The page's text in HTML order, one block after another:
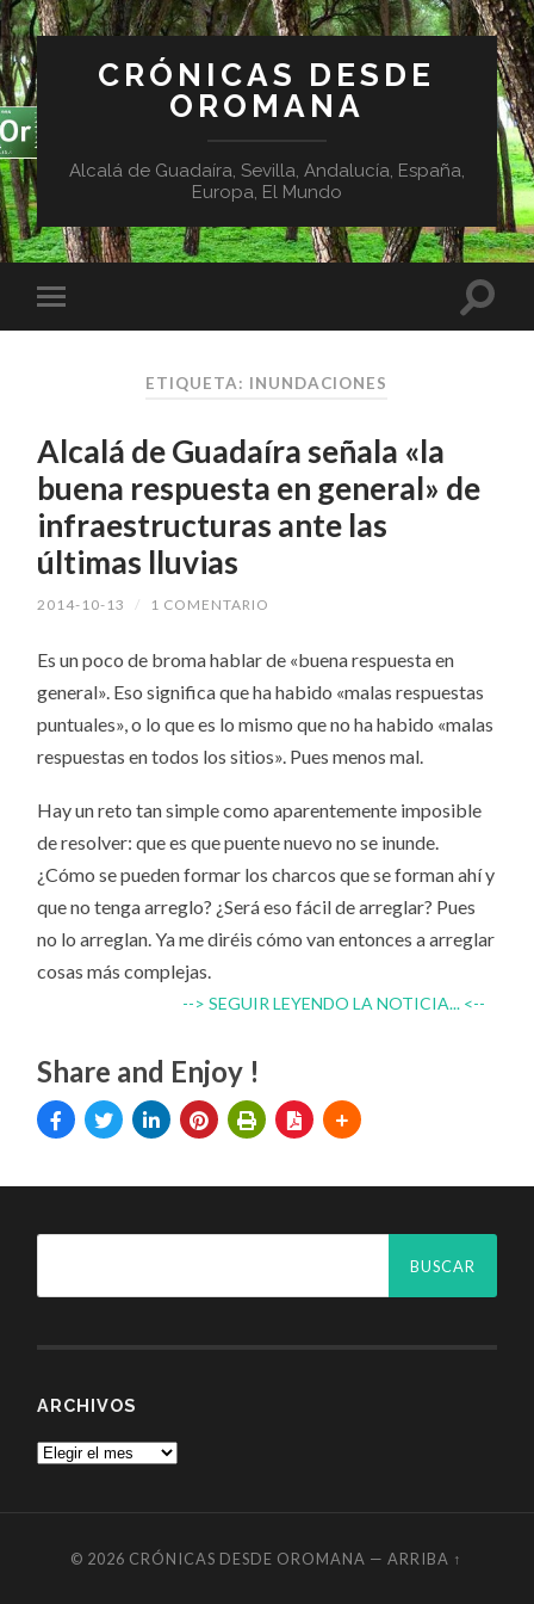
CRÓNICAS DESDE
OROMANA
Alcalá de Guadaíra, Sevilla, Andalucía, España,
Europa, El Mundo
ETIQUETA: INUNDACIONES
Alcalá de Guadaíra señala «la
buena respuesta en general» de
infraestructuras ante las
últimas lluvias
2014-10-13 / 1 COMENTARIO
Es un poco de broma hablar de «buena respuesta en
general». Eso significa que ha habido «malas respuestas
puntuales», o lo que es lo mismo que no ha habido «malas
respuestas en todos los sitios». Pues menos mal.
Hay un reto tan simple como aparentemente imposible
de resolver: que es que puente nuevo no se inunde.
¿Cómo se pueden formar los charcos que se forman ahí y
que no tenga arreglo? ¿Será eso fácil de arreglar? Pues
no lo arreglan. Ya me diréis cómo van entonces a arreglar
cosas más complejas.
--> SEGUIR LEYENDO LA NOTICIA... <--
Share and Enjoy !
ARCHIVOS
© 2026 CRÓNICAS DESDE OROMANA —ARRIBA ↑